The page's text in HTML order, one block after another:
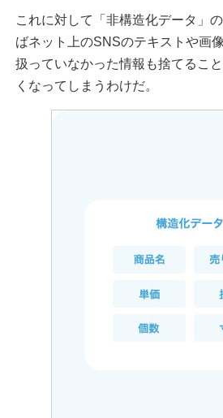
これに対して「非構造化データ」
ばネット上のSNSのテキストや画
扱っていなかった情報も捨てるこ
くなってしまうわけだ。